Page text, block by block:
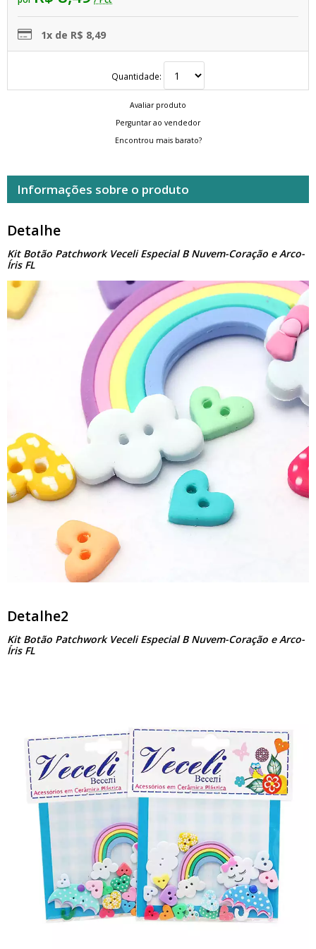
1x de R$ 8,49
Quantidade:
Avaliar produto
Perguntar ao vendedor
Encontrou mais barato?
Informações sobre o produto
Detalhe
Kit Botão Patchwork Veceli Especial B Nuvem-Coração e Arco-
Íris FL
Detalhe2
Kit Botão Patchwork Veceli Especial B Nuvem-Coração e Arco-
Íris FL